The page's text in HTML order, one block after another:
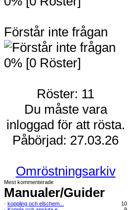
Förstår inte frågan
0% [0 Röster]
Röster: 11
Du måste vara
inloggad för att rösta.
Påbörjad: 27.03.26
Omröstningsarkiv
Mest kommenterade
Manualer/Guider
· koppling och elschem...
10